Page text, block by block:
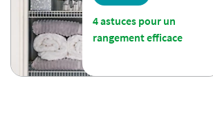
4 astuces pour un
rangement efficace